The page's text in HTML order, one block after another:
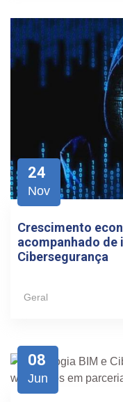
24
Nov
Crescimento
acompanhado de
Cibersegurança
Geral
08
Jun